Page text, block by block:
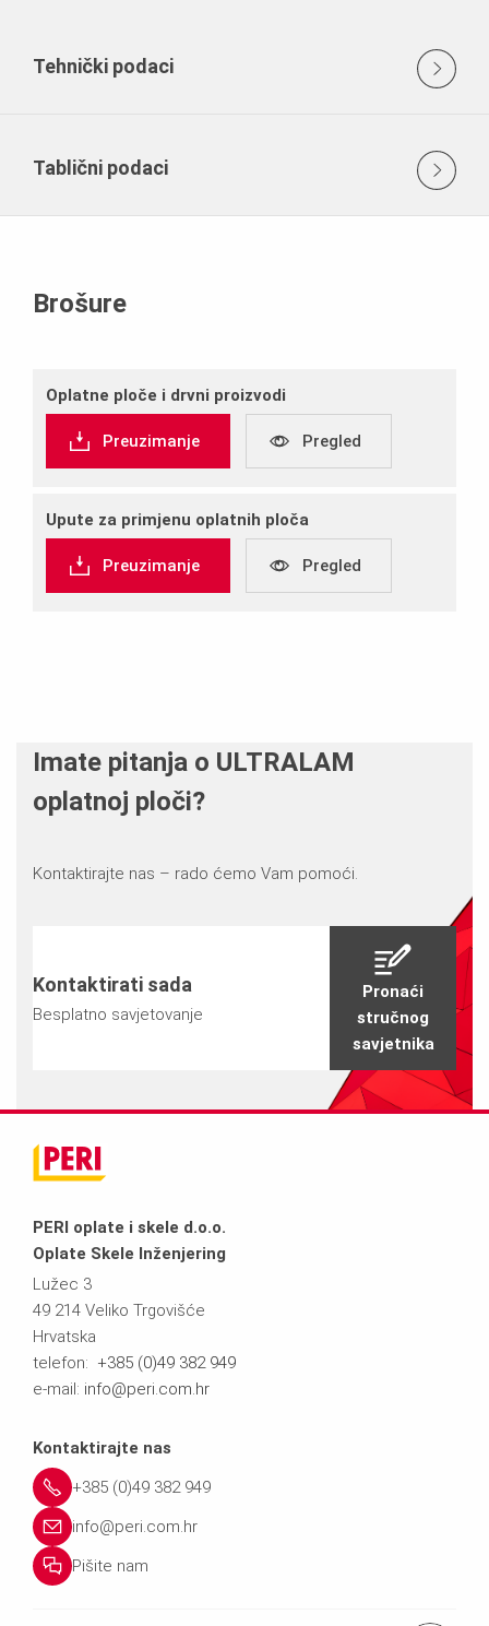
Tehnički podaci
Tablični podaci
Brošure
Oplatne ploče i drvni proizvodi
Preuzimanje Pregled
Upute za primjenu oplatnih ploča
Preuzimanje Pregled
Imate pitanja o ULTRALAM
oplatnoj ploči?
Kontaktirajte nas – rado ćemo Vam pomoći.
Kontaktirati sada
Besplatno savjetovanje
Pronaći
stručnog
savjetnika
PERI oplate i skele d.o.o.
Oplate Skele Inženjering
Lužec 3
49 214 Veliko Trgovišće
Hrvatska
telefon: +385 (0)49 382 949
e-mail: info@peri.com.hr
Kontaktirajte nas
+385 (0)49 382 949
info@peri.com.hr
Pišite nam